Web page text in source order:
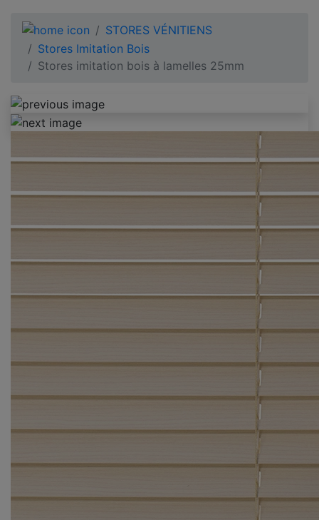
STORES VÉNITIENS
Stores Imitation Bois
Stores imitation bois à lamelles 25mm